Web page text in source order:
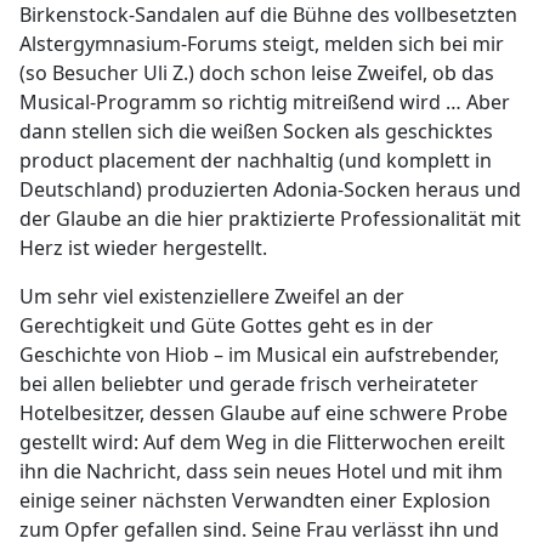
Birkenstock-Sandalen auf die Bühne des vollbesetzten
Alstergymnasium-Forums steigt, melden sich bei mir
(so Besucher Uli Z.) doch schon leise Zweifel, ob das
Musical-Programm so richtig mitreißend wird … Aber
dann stellen sich die weißen Socken als geschicktes
product placement der nachhaltig (und komplett in
Deutschland) produzierten Adonia-Socken heraus und
der Glaube an die hier praktizierte Professio­nalität mit
Herz ist wieder hergestellt.
Um sehr viel existenziellere Zweifel an der
Gerechtigkeit und Güte Gottes geht es in der
Geschichte von Hiob – im Musical ein aufstrebender,
bei allen beliebter und gerade frisch verheirateter
Hotelbesitzer, dessen Glaube auf eine schwere Probe
gestellt wird: Auf dem Weg in die Flitterwochen ereilt
ihn die Nachricht, dass sein neues Hotel und mit ihm
einige seiner nächsten Verwandten einer Explosion
zum Opfer gefallen sind. Seine Frau verlässt ihn und